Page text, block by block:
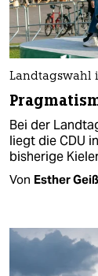
Landtagswahl
Bei der
liegt die CDU
bisherige
Von Esther